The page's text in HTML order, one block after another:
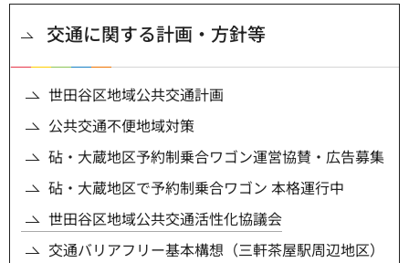
交通に関する計画・方針等
世田谷区地域公共交通計画
公共交通不便地域対策
砧・大蔵地区予約制乗合ワゴン運営協賛・広告募集
砧・大蔵地区で予約制乗合ワゴン 本格運行中
世田谷区地域公共交通活性化協議会
交通バリアフリー基本構想（三軒茶屋駅周辺地区）